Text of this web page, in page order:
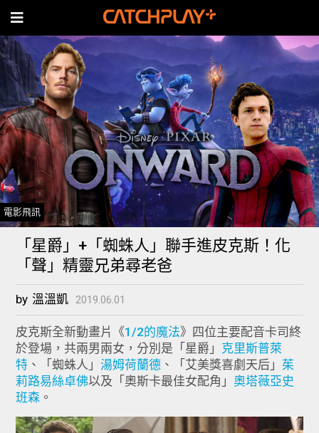
電影飛訊
「星爵」+「蜘蛛人」聯手進皮克斯！化
「聲」精靈兄弟尋老爸
by 溫溫凱 2019.06.01
皮克斯全新動畫片《1/2的魔法》四位主要配音卡司終
於登場，共兩男兩女，分別是「星爵」 克里斯普萊
特 、「蜘蛛人」湯姆荷蘭德 、「艾美獎喜劇天后」 茱
莉路易絲卓佛以及「奧斯卡最佳女配角」奧塔薇亞史
班森 。